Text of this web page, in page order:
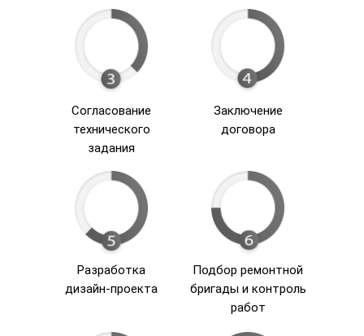
Согласование
технического
задания
Заключение
договора
Разработка
дизайн-проекта
Подбор ремонтной
бригады и контроль
работ